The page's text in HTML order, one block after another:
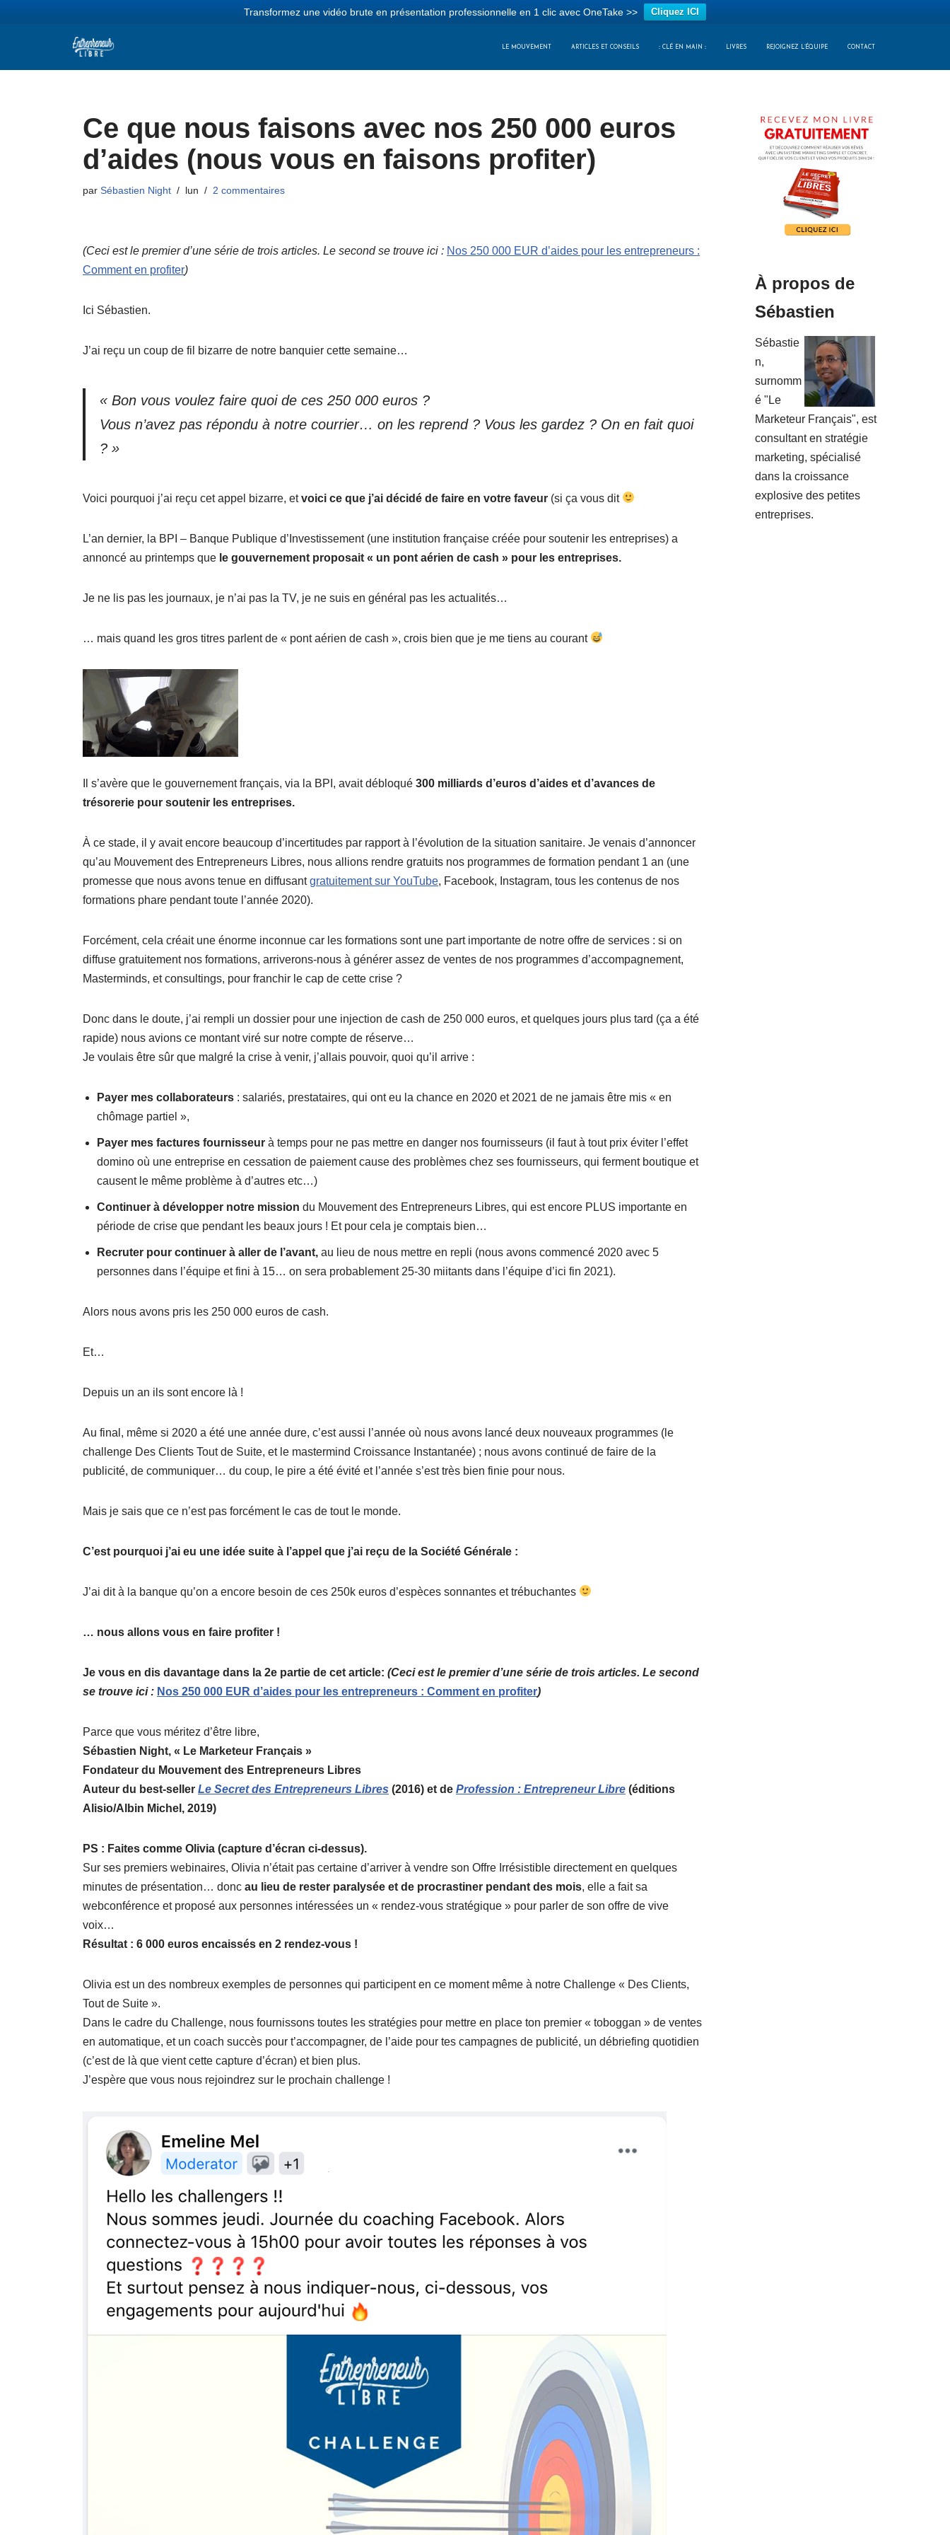
Transformez une vidéo brute en présentation professionnelle en 1 clic avec OneTake >> Cliquez ICI
LE MOUVEMENT ARTICLES ET CONSEILS :: CLÉ EN MAIN :: LIVRES REJOIGNEZ L’ÉQUIPE CONTACT
Ce que nous faisons avec nos 250 000 euros
d’aides (nous vous en faisons profiter)
par Sébastien Night lun 2 commentaires
(Ceci est le premier d’une série de trois articles. Le second se trouve ici : Nos 250 000 EUR d’aides pour les entrepreneurs :
Comment en profiter)
Ici Sébastien.
J’ai reçu un coup de fil bizarre de notre banquier cette semaine…
« Bon vous voulez faire quoi de ces 250 000 euros ?
Vous n’avez pas répondu à notre courrier… on les reprend ? Vous les gardez ? On en fait quoi
? »
Voici pourquoi j’ai reçu cet appel bizarre, etvoici ce que j’ai décidé de faire en votre faveur (si ça vous dit
L’an dernier, la BPI – Banque Publique d’Investissement (une institution française créée pour soutenir les entreprises) a
annoncé au printemps que le gouvernement proposait « un pont aérien de cash » pour les entreprises.
Je ne lis pas les journaux, je n’ai pas la TV, je ne suis en général pas les actualités…
… mais quand les gros titres parlent de « pont aérien de cash », crois bien que je me tiens au courant
Il s’avère que le gouvernement français, via la BPI, avait débloqué 300 milliards d’euros d’aides et d’avances de
trésorerie pour soutenir les entreprises.
À ce stade, il y avait encore beaucoup d’incertitudes par rapport à l’évolution de la situation sanitaire. Je venais d’annoncer
qu’au Mouvement des Entrepreneurs Libres, nous allions rendre gratuits nos programmes de formation pendant 1 an (une
promesse que nous avons tenue en diffusantgratuitement sur YouTube, Facebook, Instagram, tous les contenus de nos
formations phare pendant toute l’année 2020).
Forcément, cela créait une énorme inconnue car les formations sont une part importante de notre offre de services : si on
diffuse gratuitement nos formations, arriverons-nous à générer assez de ventes de nos programmes d’accompagnement,
Masterminds, et consultings, pour franchir le cap de cette crise ?
Donc dans le doute, j’ai rempli un dossier pour une injection de cash de 250 000 euros, et quelques jours plus tard (ça a été
rapide) nous avions ce montant viré sur notre compte de réserve…
Je voulais être sûr que malgré la crise à venir, j’allais pouvoir, quoi qu’il arrive :
Payer mes collaborateurs : salariés, prestataires, qui ont eu la chance en 2020 et 2021 de ne jamais être mis « en
chômage partiel »,
Payer mes factures fournisseur à temps pour ne pas mettre en danger nos fournisseurs (il faut à tout prix éviter l’effet
domino où une entreprise en cessation de paiement cause des problèmes chez ses fournisseurs, qui ferment boutique et
causent le même problème à d’autres etc…)
Continuer à développer notre mission du Mouvement des Entrepreneurs Libres, qui est encore PLUS importante en
période de crise que pendant les beaux jours ! Et pour cela je comptais bien…
Recruter pour continuer à aller de l’avant, au lieu de nous mettre en repli (nous avons commencé 2020 avec 5
personnes dans l’équipe et fini à 15… on sera probablement 25-30 miitants dans l’équipe d’ici fin 2021).
Alors nous avons pris les 250 000 euros de cash.
Et…
Depuis un an ils sont encore là !
Au final, même si 2020 a été une année dure, c’est aussi l’année où nous avons lancé deux nouveaux programmes (le
challenge Des Clients Tout de Suite, et le mastermind Croissance Instantanée) ; nous avons continué de faire de la
publicité, de communiquer… du coup, le pire a été évité et l’année s’est très bien finie pour nous.
Mais je sais que ce n’est pas forcément le cas de tout le monde.
C’est pourquoi j’ai eu une idée suite à l’appel que j’ai reçu de la Société Générale :
J’ai dit à la banque qu’on a encore besoin de ces 250k euros d’espèces sonnantes et trébuchantes
… nous allons vous en faire profiter !
Je vous en dis davantage dans la 2e partie de cet article: (Ceci est le premier d’une série de trois articles. Le second
se trouve ici : Nos 250 000 EUR d’aides pour les entrepreneurs : Comment en profiter)
Parce que vous méritez d’être libre,
Sébastien Night, « Le Marketeur Français »
Fondateur du Mouvement des Entrepreneurs Libres
Auteur du best-seller Le Secret des Entrepreneurs Libres (2016) et de Profession : Entrepreneur Libre (éditions
Alisio/Albin Michel, 2019)
PS : Faites comme Olivia (capture d’écran ci-dessus).
Sur ses premiers webinaires, Olivia n’était pas certaine d’arriver à vendre son Offre Irrésistible directement en quelques
minutes de présentation… donc au lieu de rester paralysée et de procrastiner pendant des mois, elle a fait sa
webconférence et proposé aux personnes intéressées un « rendez-vous stratégique » pour parler de son offre de vive
voix…
Résultat : 6 000 euros encaissés en 2 rendez-vous !
Olivia est un des nombreux exemples de personnes qui participent en ce moment même à notre Challenge « Des Clients,
Tout de Suite ».
Dans le cadre du Challenge, nous fournissons toutes les stratégies pour mettre en place ton premier « toboggan » de ventes
en automatique, et un coach succès pour t’accompagner, de l’aide pour tes campagnes de publicité, un débriefing quotidien
(c’est de là que vient cette capture d’écran) et bien plus.
J’espère que vous nous rejoindrez sur le prochain challenge !
À propos de
Sébastien
Sébastie
n,
surnomm
é "Le
Marketeur Français", est
consultant en stratégie
marketing, spécialisé
dans la croissance
explosive des petites
entreprises.